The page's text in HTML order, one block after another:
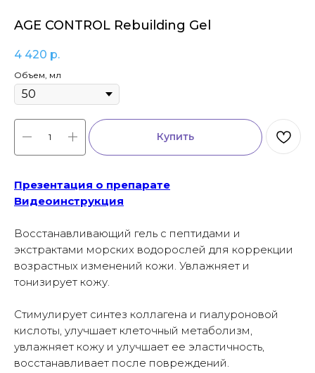
AGE CONTROL Rebuilding Gel
4 420 р.
Объем, мл
Купить
Презентация о препарате
Видеоинструкция
Восстанавливающий гель с пептидами и
экстрактами морских водорослей для коррекции
возрастных изменений кожи. Увлажняет и
тонизирует кожу.
Стимулирует синтез коллагена и гиалуроновой
кислоты, улучшает клеточный метаболизм,
увлажняет кожу и улучшает ее эластичность,
восстанавливает после повреждений.